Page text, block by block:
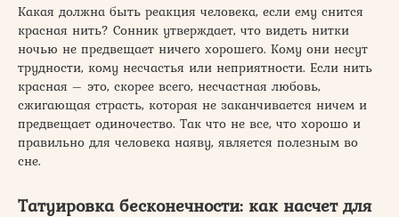
Какая должна быть реакция человека, если ему снится
красная нить? Сонник утверждает, что видеть нитки
ночью не предвещает ничего хорошего. Кому они несут
трудности, кому несчастья или неприятности. Если нить
красная – это, скорее всего, несчастная любовь,
сжигающая страсть, которая не заканчивается ничем и
предвещает одиночество. Так что не все, что хорошо и
правильно для человека наяву, является полезным во
сне.
Татуировка бесконечности: как насчет для